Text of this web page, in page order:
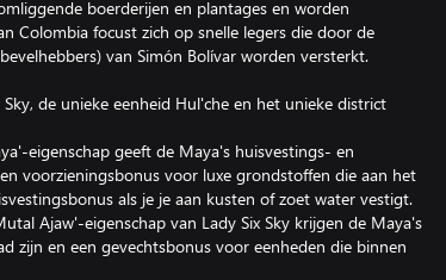
boerderijen en plantages en worden
Colombia focust zich op snelle legers die door de
van Simón Bolívar worden versterkt.
de unieke eenheid Hul'che en het unieke district
eigenschap geeft de Maya's huisvestings- en
voorzieningsbonus voor luxe grondstoffen die aan het
als je je aan kusten of zoet water vestigt.
Ajaw'-eigenschap van Lady Six Sky krijgen de Maya's
zijn en een gevechtsbonus voor eenheden die binnen